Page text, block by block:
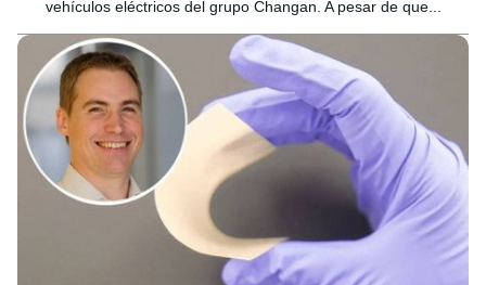
vehículos eléctricos del grupo Changan. A pesar de que...